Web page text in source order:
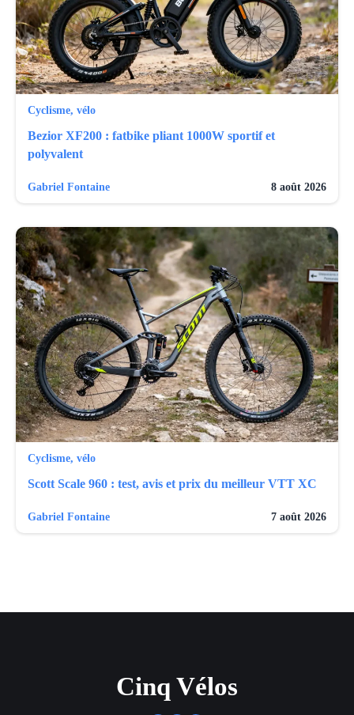
Cyclisme, vélo
Bezior XF200 : fatbike pliant 1000W sportif et
polyvalent
Gabriel Fontaine 8 août 2026
Cyclisme, vélo
Scott Scale 960 : test, avis et prix du meilleur VTT XC
Gabriel Fontaine 7 août 2026
Cinq Vélos